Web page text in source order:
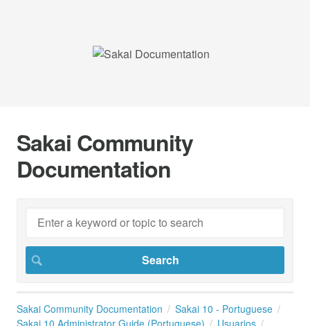
Sakai Community
Documentation
Sakai Community Documentation
Sakai 10 - Portuguese
Sakai 10 Administrator Guide (Portuguese)
Usuarios